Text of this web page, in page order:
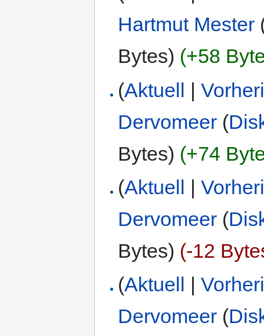
Hartmut Mester
Bytes) (+58
(Aktuell |
Dervomeer (
Bytes) (+74
(Aktuell |
Dervomeer (
Bytes) (-12
(Aktuell |
Dervomeer (